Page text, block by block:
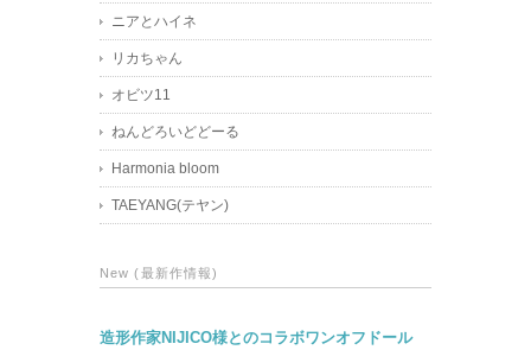
ニアとハイネ
リカちゃん
オビツ11
ねんどろいどどーる
Harmonia bloom
TAEYANG(テヤン)
New (最新作情報)
造形作家NIJICO様とのコラボワンオフドール